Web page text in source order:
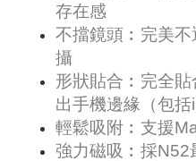
存在感
不擋鏡頭︰完美
攝
形狀貼合︰完全
出手機邊緣（包括
輕鬆吸附︰支援
強力磁吸︰採N52